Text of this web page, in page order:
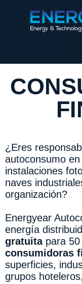
¿Eres
autoconsumo
instalaciones
naves
organización?
Energyear
energía
gratuitapara 50
consumidoras
superficies,
grupos